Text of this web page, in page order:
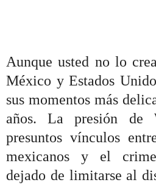
Aunque usted no lo
México y Estados
sus momentos más
años. La presión de
presuntos vínculos
mexicanos y el
dejado de limitarse al